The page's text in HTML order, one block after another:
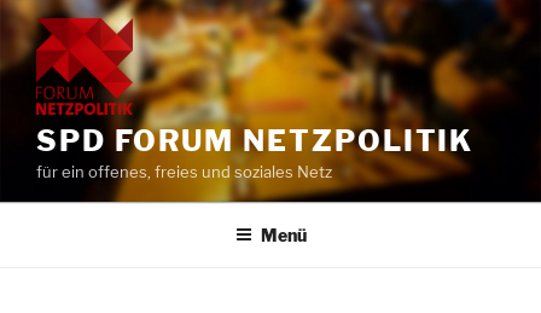
Zum
Inhalt
springen
SPD FORUM NETZPOLITIK
für ein offenes, freies und soziales Netz
Menü